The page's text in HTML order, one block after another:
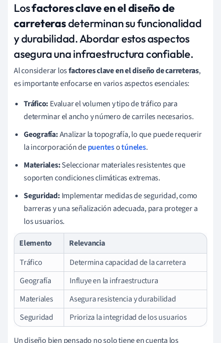
Losfactores clave en el diseño de
carreterasdeterminan su funcionalidad
y durabilidad. Abordar estos aspectos
asegura una infraestructura confiable.
Al considerar losfactores clave en el diseño de carreteras,
es importante enfocarse en varios aspectos esenciales:
Tráfico: Evaluar el volumen y tipo de tráfico para
determinar el ancho y número de carriles necesarios.
Geografía:Analizar la topografía, lo que puede requerir
la incorporación depuentesotúneles.
Materiales:Seleccionar materiales resistentes que
soporten condiciones climáticas extremas.
Seguridad: Implementar medidas de seguridad, como
barreras y una señalización adecuada, para proteger a
los usuarios.
Elemento
Relevancia
Tráfico
Determina capacidad de la carretera
Geografía
Influye en la infraestructura
Materiales
Asegura resistencia y durabilidad
Seguridad
Prioriza la integridad de los usuarios
Un diseño bien pensado no solo tiene en cuenta los